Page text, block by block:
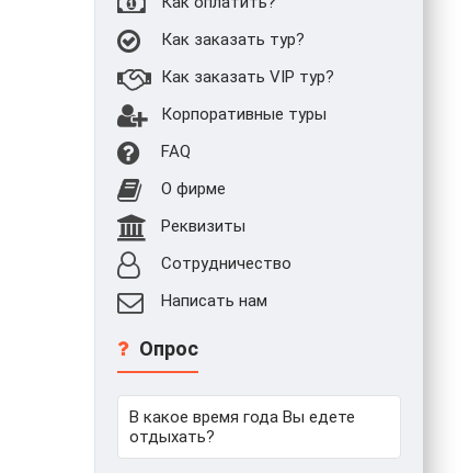
Как заказать тур?
Как заказать VIP тур?
Корпоративные туры
FAQ
О фирме
Реквизиты
Сотрудничество
Написать нам
Опрос
В какое время года Вы едете
отдыхать?